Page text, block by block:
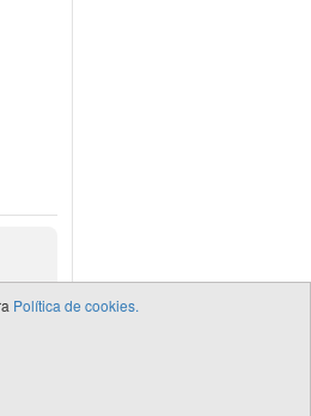
Política de cookies.